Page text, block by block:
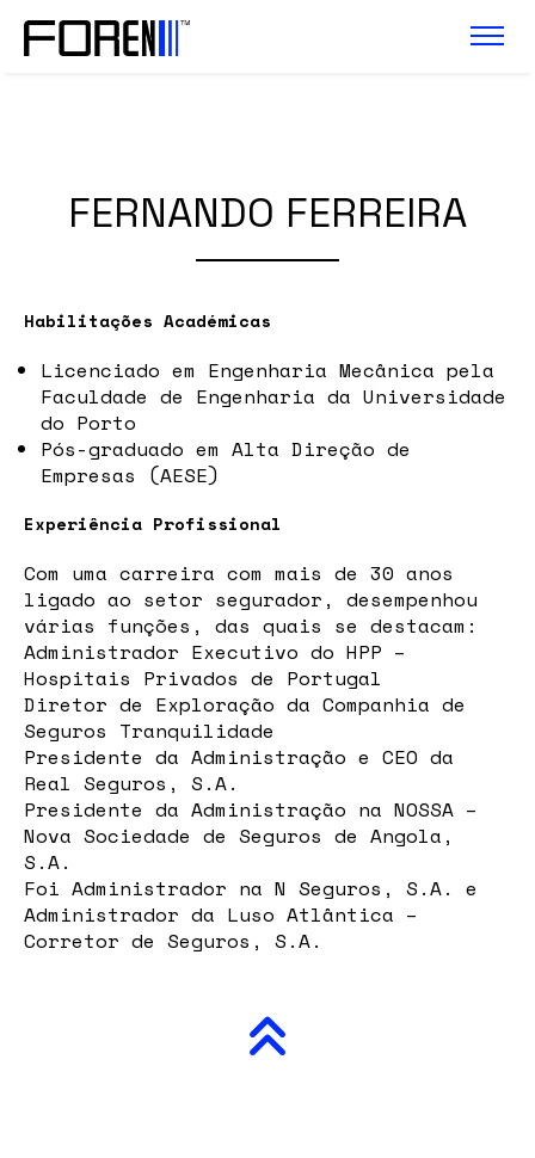
FERNANDO FERREIRA
Habilitações Académicas
Licenciado em Engenharia Mecânica pela
Faculdade de Engenharia da Universidade
do Porto
Pós-graduado em Alta Direção de
Empresas (AESE)
Experiência Profissional
Com uma carreira com mais de 30 anos
ligado ao setor segurador, desempenhou
várias funções, das quais se destacam:
Administrador Executivo do HPP –
Hospitais Privados de Portugal
Diretor de Exploração da Companhia de
Seguros Tranquilidade
Presidente da Administração e CEO da
Real Seguros, S.A.
Presidente da Administração na NOSSA –
Nova Sociedade de Seguros de Angola,
S.A.
Foi Administrador na N Seguros, S.A. e
Administrador da Luso Atlântica –
Corretor de Seguros, S.A.